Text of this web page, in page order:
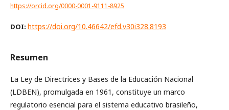
https://orcid.org/0000-0001-9111-8925
DOI: https://doi.org/10.46642/efd.v30i328.8193
Resumen
La Ley de Directrices y Bases de la Educación Nacional
(LDBEN), promulgada en 1961, constituye un marco
regulatorio esencial para el sistema educativo brasileño,